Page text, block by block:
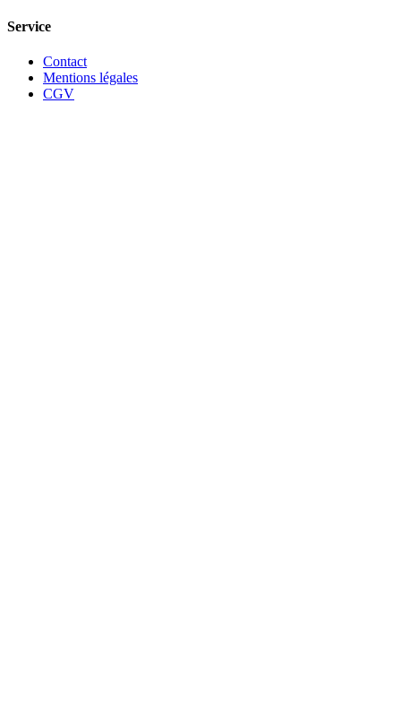
Service
Contact
Mentions légales
CGV